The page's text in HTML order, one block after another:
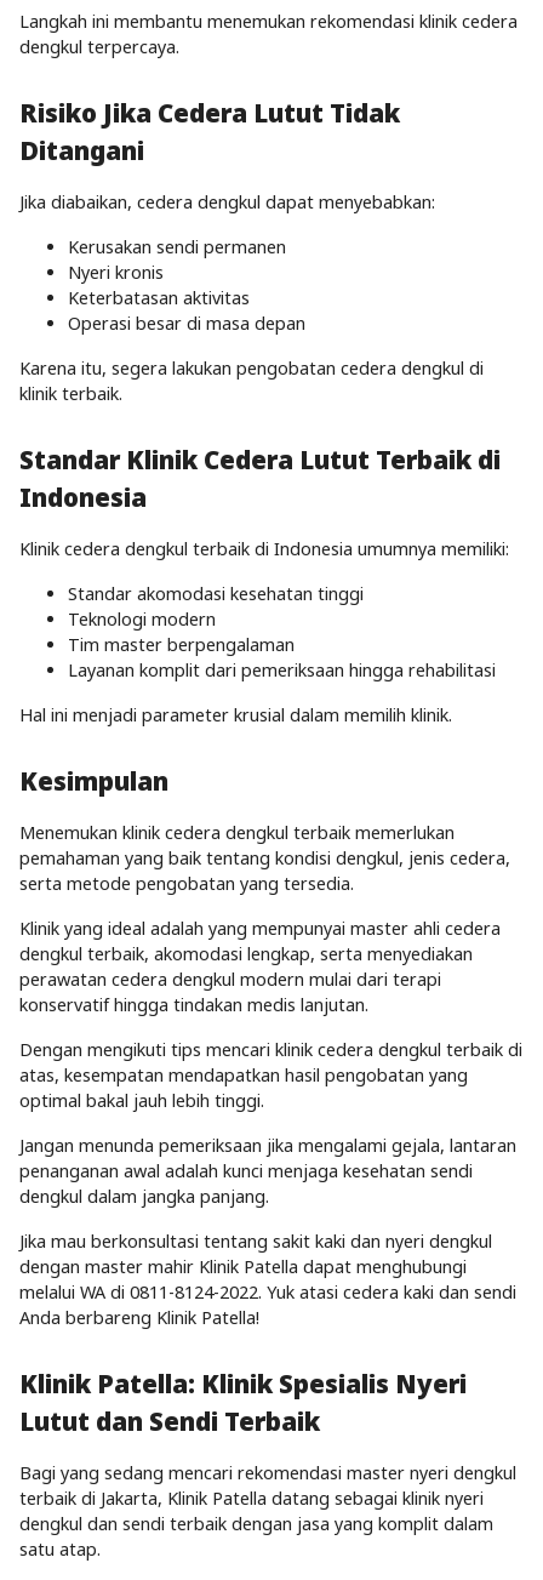
Langkah ini membantu menemukan rekomendasi klinik cedera
dengkul terpercaya.
Risiko Jika Cedera Lutut Tidak
Ditangani
Jika diabaikan, cedera dengkul dapat menyebabkan:
Kerusakan sendi permanen
Nyeri kronis
Keterbatasan aktivitas
Operasi besar di masa depan
Karena itu, segera lakukan pengobatan cedera dengkul di
klinik terbaik.
Standar Klinik Cedera Lutut Terbaik di
Indonesia
Klinik cedera dengkul terbaik di Indonesia umumnya memiliki:
Standar akomodasi kesehatan tinggi
Teknologi modern
Tim master berpengalaman
Layanan komplit dari pemeriksaan hingga rehabilitasi
Hal ini menjadi parameter krusial dalam memilih klinik.
Kesimpulan
Menemukan klinik cedera dengkul terbaik memerlukan
pemahaman yang baik tentang kondisi dengkul, jenis cedera,
serta metode pengobatan yang tersedia.
Klinik yang ideal adalah yang mempunyai master ahli cedera
dengkul terbaik, akomodasi lengkap, serta menyediakan
perawatan cedera dengkul modern mulai dari terapi
konservatif hingga tindakan medis lanjutan.
Dengan mengikuti tips mencari klinik cedera dengkul terbaik di
atas, kesempatan mendapatkan hasil pengobatan yang
optimal bakal jauh lebih tinggi.
Jangan menunda pemeriksaan jika mengalami gejala, lantaran
penanganan awal adalah kunci menjaga kesehatan sendi
dengkul dalam jangka panjang.
Jika mau berkonsultasi tentang sakit kaki dan nyeri dengkul
dengan master mahir Klinik Patella dapat menghubungi
melalui WA di 0811-8124-2022. Yuk atasi cedera kaki dan sendi
Anda berbareng Klinik Patella!
Klinik Patella: Klinik Spesialis Nyeri
Lutut dan Sendi Terbaik
Bagi yang sedang mencari rekomendasi master nyeri dengkul
terbaik di Jakarta, Klinik Patella datang sebagai klinik nyeri
dengkul dan sendi terbaik dengan jasa yang komplit dalam
satu atap.